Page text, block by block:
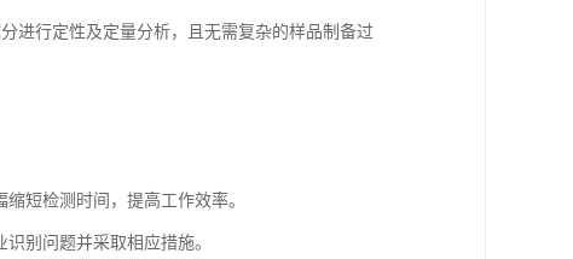
进行定性及定量分析，且无需复杂的样品制备过
短检测时间，提高工作效率。
别问题并采取相应措施。